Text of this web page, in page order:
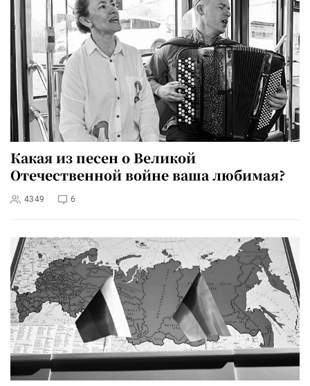
Какая из песен о Великой
Отечественной войне ваша любимая?
4349 6